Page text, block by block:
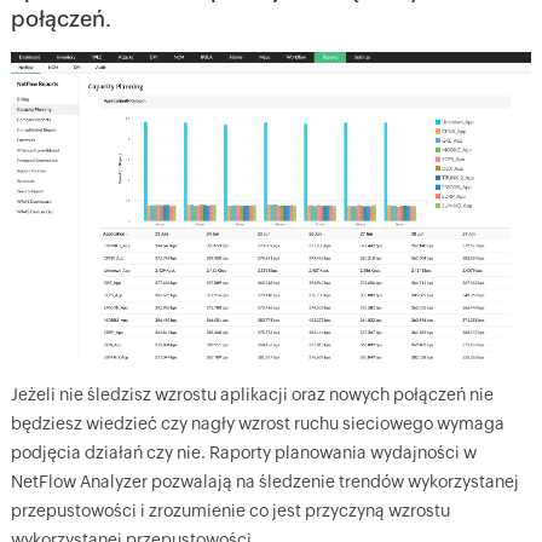
połączeń.
Jeżeli nie śledzisz wzrostu aplikacji oraz nowych połączeń nie
będziesz wiedzieć czy nagły wzrost ruchu sieciowego wymaga
podjęcia działań czy nie. Raporty planowania wydajności w
NetFlow Analyzer pozwalają na śledzenie trendów wykorzystanej
przepustowości i zrozumienie co jest przyczyną wzrostu